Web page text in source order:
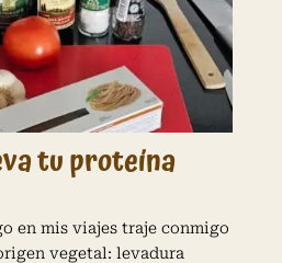
tu proteína
en mis viajes traje conmigo
vegetal: levadura